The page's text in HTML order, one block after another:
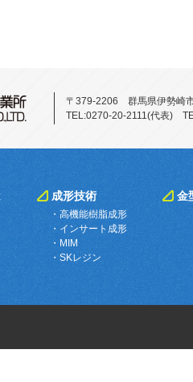
〒379-2206 群馬県伊勢崎
TEL:0270-20-2111(代表)
成形技術
・高機能樹脂成形
・インサート成形
・MIM
・SKレジン
金